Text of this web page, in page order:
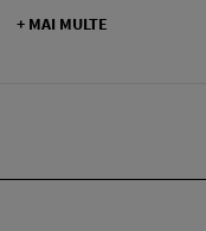
+ MAI MULTE